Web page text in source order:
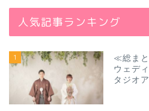
人気記事ランキング
1
≪総ま
ウェデ
タジオ